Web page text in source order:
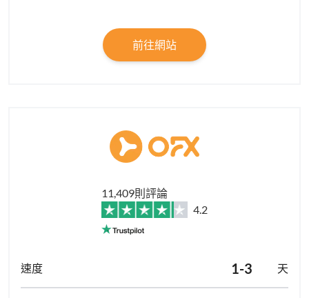
前往網站
11,409則評論
4.2
1-3 天